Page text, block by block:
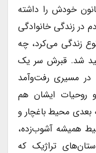
خودش را داشته
در زندگی خانوادگی
زندگی می‌کرد، چه
شد. قبرش سر یک
در مسیری رفت‌وآمد
روحیات ایشان هم
محیط باغچار و
همیشه آشوب‌زده،
تراژیک که